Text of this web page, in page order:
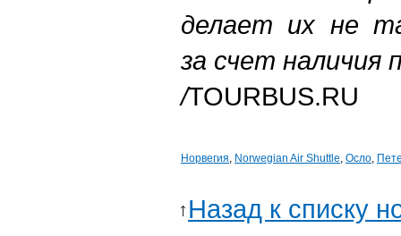
делает их не
за счет наличия
/TOURBUS.RU
Норвегия, Norwegian Air Shuttle, Осло,
Назад к списку